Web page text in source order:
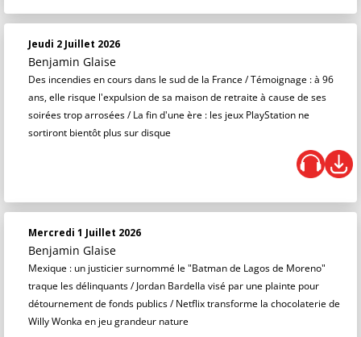
Jeudi 2 Juillet 2026
Benjamin Glaise
Des incendies en cours dans le sud de la France / Témoignage : à 96
ans, elle risque l'expulsion de sa maison de retraite à cause de ses
soirées trop arrosées / La fin d'une ère : les jeux PlayStation ne
sortiront bientôt plus sur disque
Mercredi 1 Juillet 2026
Benjamin Glaise
Mexique : un justicier surnommé le "Batman de Lagos de Moreno"
traque les délinquants / Jordan Bardella visé par une plainte pour
détournement de fonds publics / Netflix transforme la chocolaterie de
Willy Wonka en jeu grandeur nature